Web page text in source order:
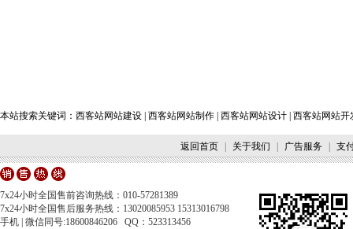
本站搜索关键词： 西客站网站建设 西客站网站制作 西客站网站设计 西客站网站开
返回首页 关于我们 广告服务 支
7x24小时全国售前咨询热线：010-57281389
7x24小时全国售后服务热线：13020085953 15313016798
手机 | 微信同号:18600846206 QQ：523313456